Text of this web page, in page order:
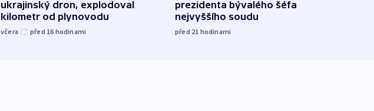
ukrajinský dron, explodoval
kilometr od plynovodu
včera před 16 hodinami
prezidenta bývalého šéfa
nejvyššího soudu
před 21 hodinami